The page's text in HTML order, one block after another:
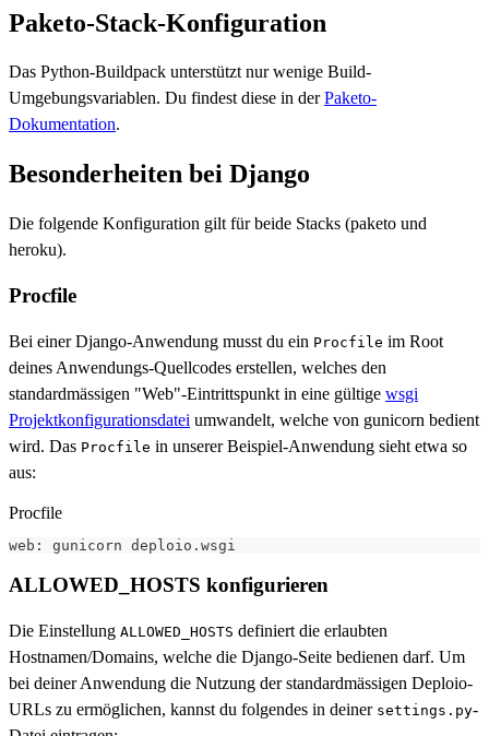
Paketo-Stack-Konfiguration
Das Python-Buildpack unterstützt nur wenige Build-
Umgebungsvariablen. Du findest diese in derPaketo-
Dokumentation.
Besonderheiten bei Django
Die folgende Konfiguration gilt für beide Stacks (paketo und
heroku).
Procfile
Bei einer Django-Anwendung musst du ein Procfile im Root
deines Anwendungs-Quellcodes erstellen, welches den
standardmässigen "Web"-Eintrittspunkt in eine gültige wsgi
Projektkonfigurationsdatei umwandelt, welche von gunicorn bedient
wird. Das Procfile in unserer Beispiel-Anwendung sieht etwa so
aus:
Procfile
web: gunicorn deploio.wsgi
ALLOWED_HOSTS konfigurieren
Die Einstellung ALLOWED_HOSTS definiert die erlaubten
Hostnamen/Domains, welche die Django-Seite bedienen darf. Um
bei deiner Anwendung die Nutzung der standardmässigen Deploio-
URLs zu ermöglichen, kannst du folgendes in deiner settings.py-